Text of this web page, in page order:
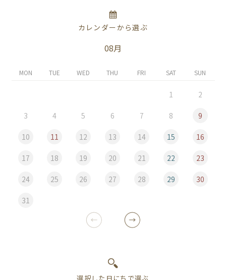
カレンダーから選ぶ
08月
MON TUE WED THU FRI SAT SUN
1 2
3 4 5 6 7 8 9
10 11 12 13 14 15 16
17 18 19 20 21 22 23
24 25 26 27 28 29 30
31